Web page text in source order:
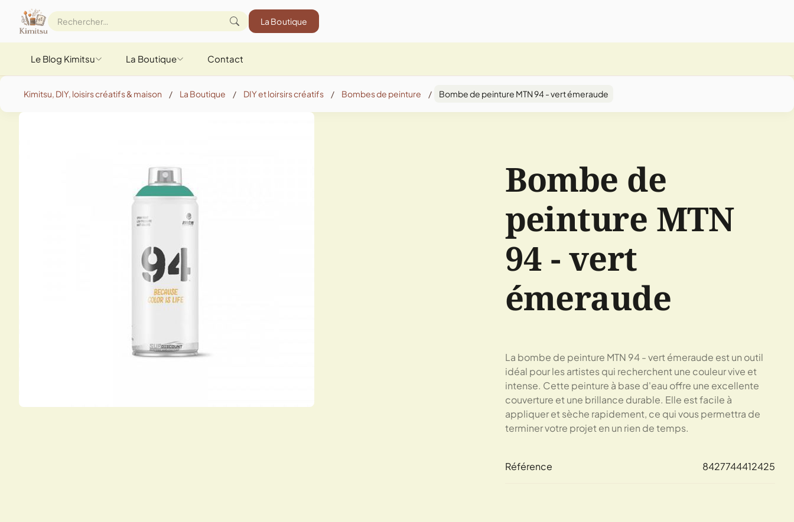
La Boutique
Le Blog Kimitsu La Boutique Contact
Kimitsu, DIY, loisirs créatifs & maison / La Boutique / DIY et loirsirs créatifs / Bombes de peinture / Bombe de peinture MTN 94 - vert émeraude
Bombe de
peinture MTN
94 - vert
émeraude
La bombe de peinture MTN 94 - vert émeraude est un outil
idéal pour les artistes qui recherchent une couleur vive et
intense. Cette peinture à base d'eau offre une excellente
couverture et une brillance durable. Elle est facile à
appliquer et sèche rapidement, ce qui vous permettra de
terminer votre projet en un rien de temps.
Référence 8427744412425